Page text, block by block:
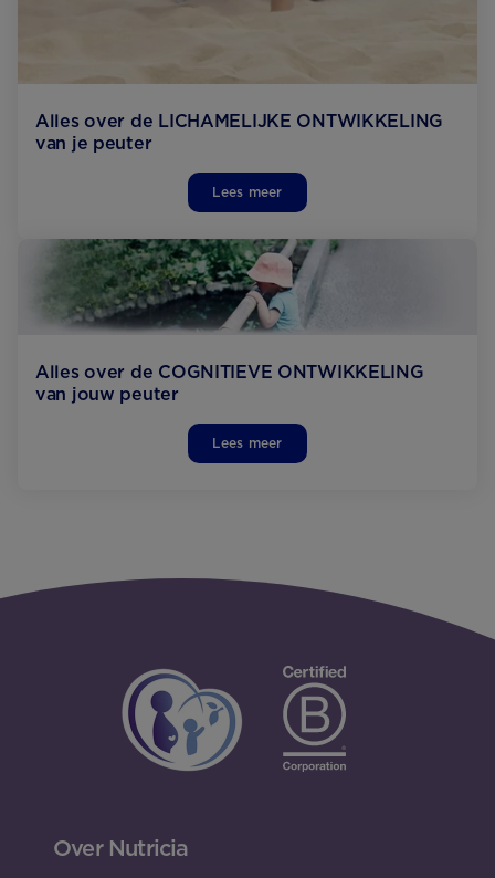
Alles over de LICHAMELIJKE ONTWIKKELING
van je peuter
Lees meer
Alles over de COGNITIEVE ONTWIKKELING
van jouw peuter
Lees meer
Over Nutricia